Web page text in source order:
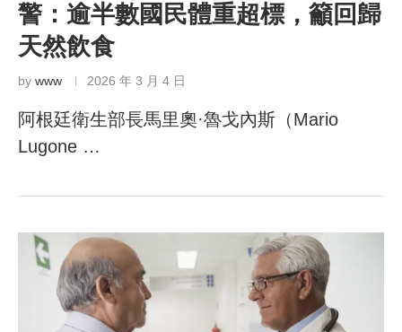
警：逾半數國民體重超標，籲回歸
天然飲食
by www 2026 年 3 月 4 日
阿根廷衛生部長馬里奧·魯戈內斯（Mario
Lugone …